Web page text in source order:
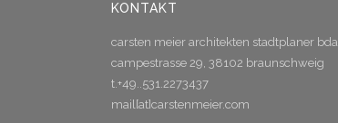
KONTAKT
carsten meier architekten stadtplaner bda
campestrasse 29, 38102 braunschweig
t.+49..531.2273437
mail[at]carstenmeier.com